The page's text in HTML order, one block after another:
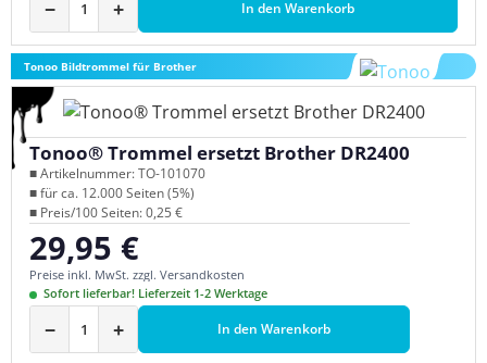
− + In den Warenkorb
Tonoo Bildtrommel für Brother
Tonoo® Trommel ersetzt Brother DR2400
■ Artikelnummer: TO-101070
■ für ca. 12.000 Seiten (5%)
■ Preis/100 Seiten: 0,25 €
Regulärer Preis:
29,95 €
Preise inkl. MwSt. zzgl. Versandkosten
Sofort lieferbar! Lieferzeit 1-2 Werktage
− + In den Warenkorb